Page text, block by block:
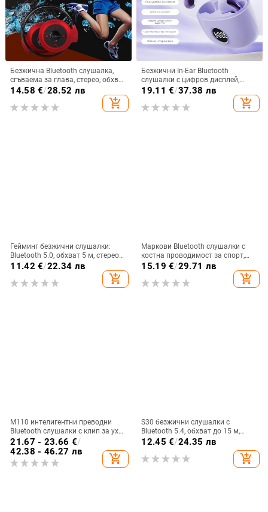
Безжична Bluetooth слушалка,
сгъваема за глава, стерео, обхват
10 м, Bluetooth 4.0, живот на
14.58 €/28.52 лв
add_shopping_cart
Безжични In-Ear Bluetooth
слушалки с цифров дисплей,
ниска латентност за гейминг, 4–8
19.11 €/37.38 лв
add_shopping_cart
Гейминг безжични слушалки:
Bluetooth 5.0, обхват 5 м, стерео
звук с шумопотискане, мулти-
батерията 0–4 ч
11.42 €/22.34 лв
add_shopping_cart
Маркови Bluetooth слушалки с
костна проводимост за спорт,
безжични, с висящ дизайн
15.19 €/29.71 лв
add_shopping_cart
M110 интелигентни преводни
Bluetooth слушалки с клип за ухо
и диамантено копче — лукс и
спортен стил, DIY аксесоари
21.67 - 23.66 €/
42.38 - 46.27 лв
add_shopping_cart
S30 безжични слушалки с
Bluetooth 5.4, обхват до 15 м,
стерео звук, цифров дисплей,
12.45 €/24.35 лв
add_shopping_cart